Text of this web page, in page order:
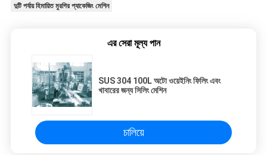
দুটি পর্যায় হিমায়িত মুরগির প্যাকেজিং মেশিন
এর সেরা মূল্য পান
SUS 304 100L অটো ওয়েইনিং ফিলিং এবং
খাবারের জন্য সিলিং মেশিন
চালিয়ে